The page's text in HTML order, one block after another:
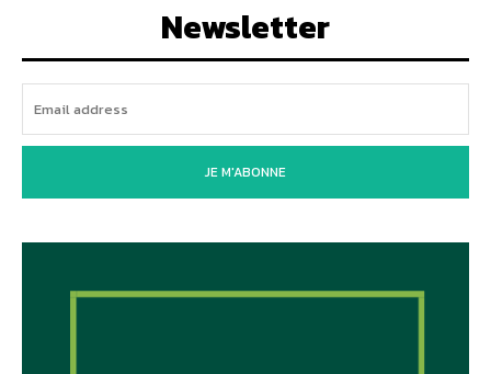
Newsletter
JE M'ABONNE